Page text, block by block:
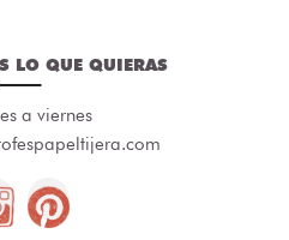
LO QUE QUIERAS
a viernes